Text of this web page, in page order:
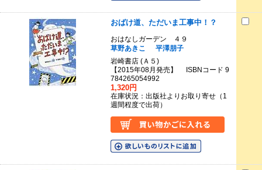
おばけ道、ただいま工事中！？
おはなしガーデン ４９
草野あきこ
平澤朋子
岩崎書店 (Ａ５)
【2015年08月発売】 ISBNコード 9
784265054992
1,320円
在庫状況：出版社よりお取り寄せ（1
週間程度で出荷）